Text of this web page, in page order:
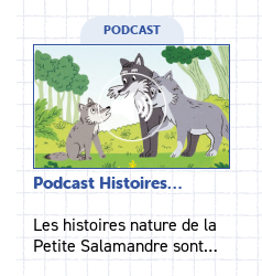
PODCAST
Podcast Histoires…
Les histoires nature de la
Petite Salamandre sont…